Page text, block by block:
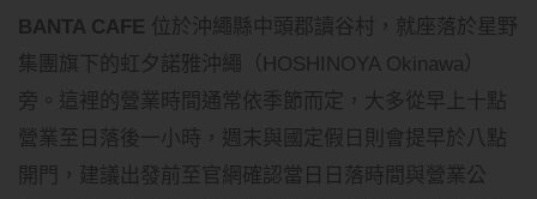
BANTA CAFE 位於沖繩縣中頭郡讀谷村，就座落於星野
集團旗下的虹夕諾雅沖繩（HOSHINOYA Okinawa）
旁。這裡的營業時間通常依季節而定，大多從早上十點
營業至日落後一小時，週末與國定假日則會提早於八點
開門，建議出發前至官網確認當日日落時間與營業公